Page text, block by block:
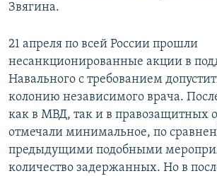
Звягина.
21 апреля по всей России прошли
несанкционированные акции в
Навального с требованием
колонию независимого врача.
как в МВД, так и в правозащитных
отмечали минимальное, по
предыдущими подобными
количество задержанных. Но в